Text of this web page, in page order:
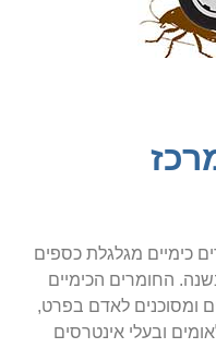
כימיים מגלגלת כספים
החומרים הכימיים
ומסוכנים לאדם בפרט,
ובעלי אינטרסים